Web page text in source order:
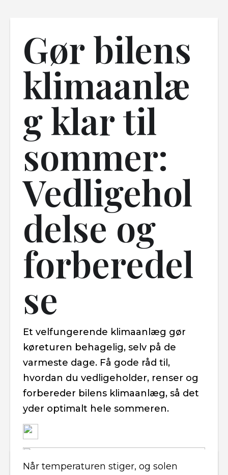
Gør bilens
klimaanlæ
g klar til
sommer:
Vedligehol
delse og
forberedel
se
Et velfungerende klimaanlæg gør
køreturen behagelig, selv på de
varmeste dage. Få gode råd til,
hvordan du vedligeholder, renser og
forbereder bilens klimaanlæg, så det
yder optimalt hele sommeren.
Når temperaturen stiger, og solen